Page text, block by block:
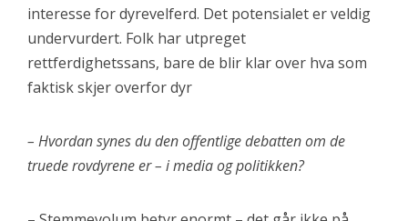
interesse for dyrevelferd. Det potensialet er veldig
undervurdert. Folk har utpreget
rettferdighetssans, bare de blir klar over hva som
faktisk skjer overfor dyr
– Hvordan synes du den offentlige debatten om de
truede rovdyrene er – i media og politikken?